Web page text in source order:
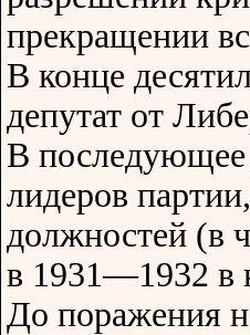
прекращении
В конце
депутат от
В последующее
лидеров
должностей (в
в 1931—1932 в
До поражения